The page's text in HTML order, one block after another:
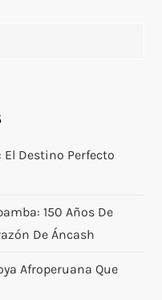
Destino Perfecto
150 Años De
De Áncash
Afroperuana Que